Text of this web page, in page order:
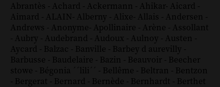
Abrantès - Achard - Ackermann - Ahikar- Aicard -
Aimard - ALAIN- Alberny - Alixe- Allais - Andersen -
Andrews - Anonyme- Apollinaire - Arène - Assollant
- Aubry - Audebrand - Audoux - Aulnoy - Austen -
Aycard - Balzac - Banville - Barbey d aurevilly -
Barbusse - Baudelaire - Bazin - Beauvoir - Beecher
stowe - Bégonia ´´lili´´ - Bellême - Beltran - Bentzon
- Bergerat - Bernard - Bernède - Bernhardt - Berthet